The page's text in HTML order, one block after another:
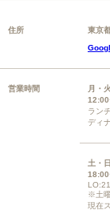
住所
東京
営業時間
月・
ラン
ディ
土・日
※土
現在